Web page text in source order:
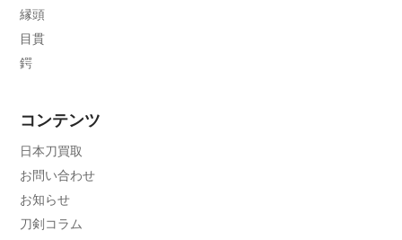
縁頭
目貫
鍔
コンテンツ
日本刀買取
お問い合わせ
お知らせ
刀剣コラム